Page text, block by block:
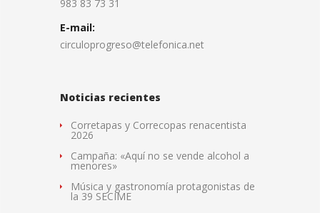
983 83 73 31
E-mail:
circuloprogreso@telefonica.net
Noticias recientes
Corretapas y Correcopas renacentista
2026
Campaña: «Aquí no se vende alcohol a
menores»
Música y gastronomía protagonistas de
la 39 SECIME